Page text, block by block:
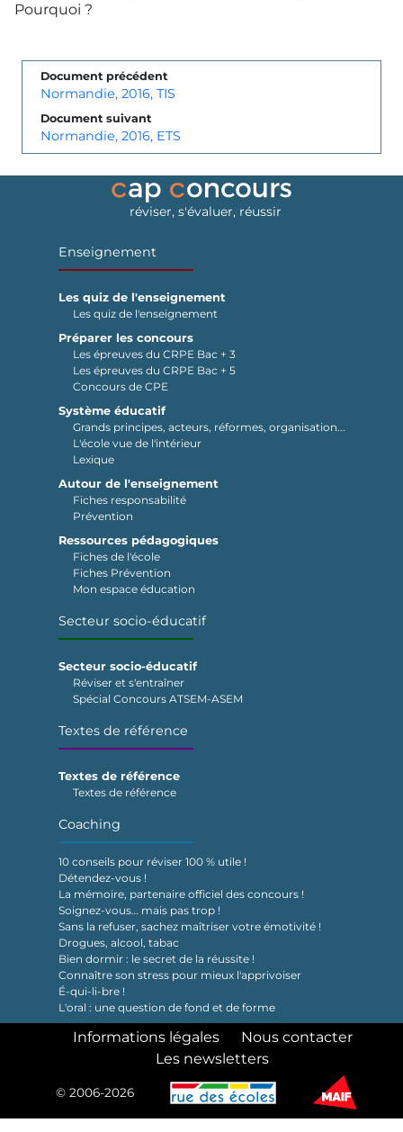
Pourquoi ?
Document précédent
Normandie, 2016, TIS
Document suivant
Normandie, 2016, ETS
réviser, s'évaluer, réussir
Enseignement
Les quiz de l'enseignement
Les quiz de l'enseignement
Préparer les concours
Les épreuves du CRPE Bac + 3
Les épreuves du CRPE Bac + 5
Concours de CPE
Système éducatif
Grands principes, acteurs, réformes, organisation...
L'école vue de l'intérieur
Lexique
Autour de l'enseignement
Fiches responsabilité
Prévention
Ressources pédagogiques
Fiches de l'école
Fiches Prévention
Mon espace éducation
Secteur socio-éducatif
Secteur socio-éducatif
Réviser et s'entraîner
Spécial Concours ATSEM-ASEM
Textes de référence
Textes de référence
Textes de référence
Coaching
10 conseils pour réviser 100 % utile !
Détendez-vous !
La mémoire, partenaire officiel des concours !
Soignez-vous… mais pas trop !
Sans la refuser, sachez maîtriser votre émotivité !
Drogues, alcool, tabac
Bien dormir : le secret de la réussite !
Connaître son stress pour mieux l'apprivoiser
É-qui-li-bre !
L'oral : une question de fond et de forme
Informations légales
Nous contacter
Les newsletters
© 2006-2026